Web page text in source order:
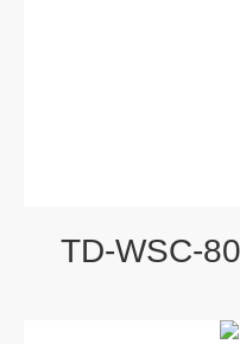
TD-WSC-